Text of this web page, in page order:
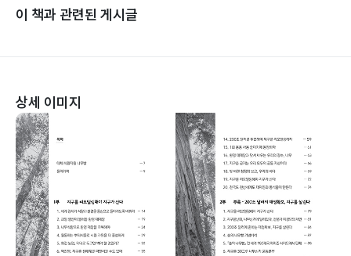
이 책과 관련된 게시글
상세 이미지